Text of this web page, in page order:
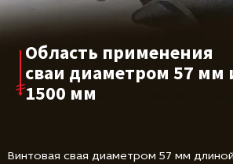
Область применения
сваи диаметром 57 мм
1500 мм
Винтовая свая диаметром 57 мм